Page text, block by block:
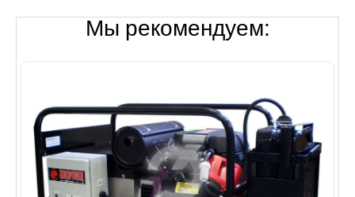
Мы рекомендуем: